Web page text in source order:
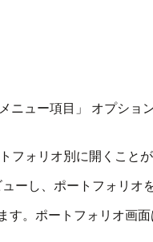
ニュー項目」
オプショ
フォリオ別に開くことが
ーし、ポートフォリオ
。ポートフォリオ画